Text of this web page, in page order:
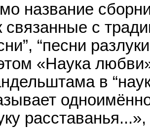
название
связанные с
“песни
«Наука
в